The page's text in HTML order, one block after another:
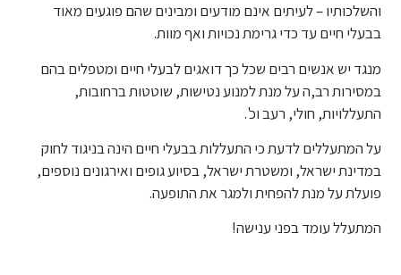
והשלכותיו – לעיתים אינם מודעים ומבינים שהם פוגעים מאוד
בבעלי חיים עד כדי גרימת נכויות ואף מוות.
מנגד יש אנשים רבים שכל כך דואגים לבעלי חיים ומטפלים בהם
במסירות רב,ה על מנת למנוע נטישות, שוטטות ברחובות,
התעללויות, חולי, רעב וכ'.
על המתעללים לדעת כי התעללות בבעלי חיים הינה בניגוד לחוק
במדינת ישראל, ומשטרת ישראל, בסיוע גופים ואירגונים נוספים,
פועלת על מנת להפחית ולמגר את התופעה.
המתעלל עומד בפני ענישה!